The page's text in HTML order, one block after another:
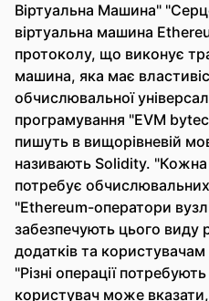
Віртуальна Машина"
віртуальна машина
протоколу, що виконує
машина, яка має
обчислювальної
програмування "EVM
пишуть в вищорівневій
називають Solidity.
потребує обчислювальних
"Ethereum-оператори
забезпечують цього виду
додатків та
"Різні операції потребують
користувач може вказати,